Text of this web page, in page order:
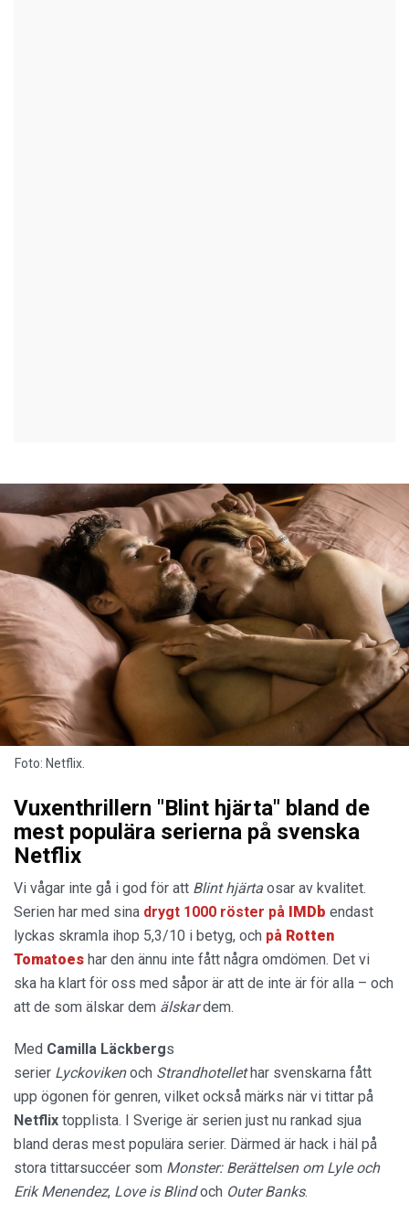
Foto: Netflix.
Vuxenthrillern "Blint hjärta" bland de
mest populära serierna på svenska
Netflix
Vi vågar inte gå i god för att Blint hjärta osar av kvalitet.
Serien har med sina drygt 1000 röster på IMDb endast
lyckas skramla ihop 5,3/10 i betyg, och på Rotten
Tomatoes har den ännu inte fått några omdömen. Det vi
ska ha klart för oss med såpor är att de inte är för alla – och
att de som älskar dem älskardem.
Med Camilla Läckbergs
serier Lyckovikenoch Strandhotellet har svenskarna fått
upp ögonen för genren, vilket också märks när vi tittar på
Netflix topplista. I Sverige är serien just nu rankad sjua
bland deras mest populära serier. Därmed är hack i häl på
stora tittarsuccéer som Monster: Berättelsen om Lyle och
Erik Menendez, Love is Blindoch Outer Banks.